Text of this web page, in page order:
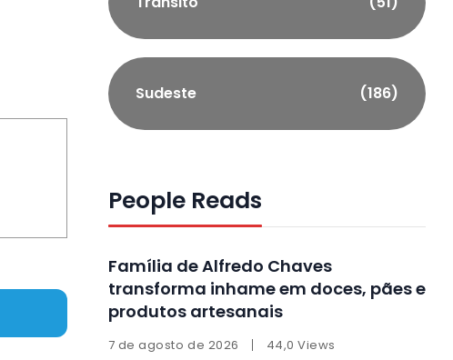
Sudeste (186)
People Reads
Família de Alfredo Chaves
transforma inhame em doces, pães e
produtos artesanais
7 de agosto de 2026 44,0 Views